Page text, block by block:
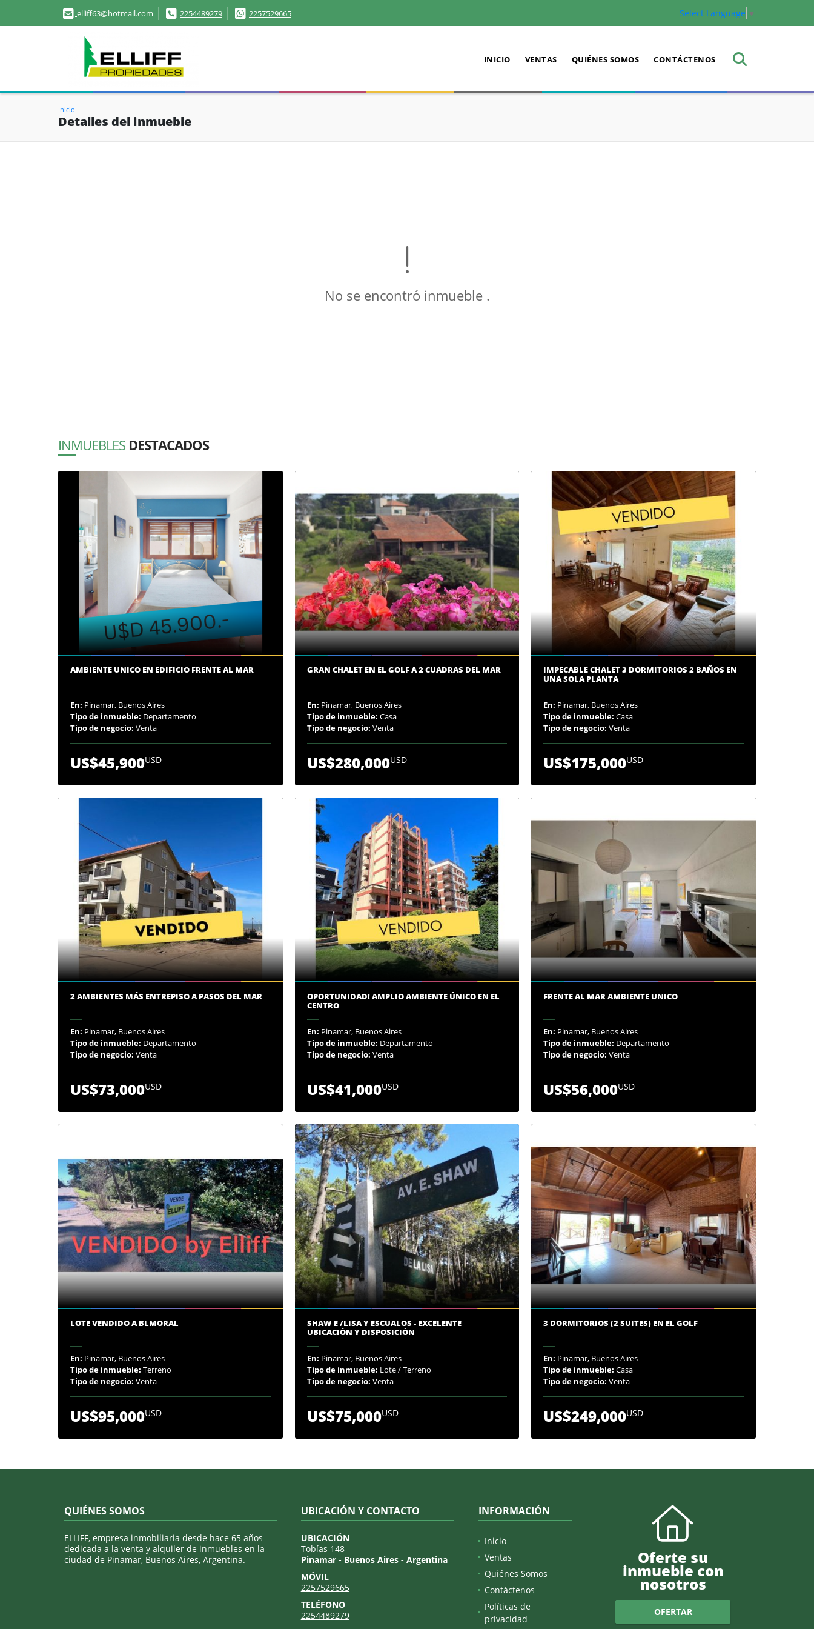
elliff63@hotmail.com 2254489279 2257529665 Select Language ▼
INICIO VENTAS QUIÉNES SOMOS CONTÁCTENOS
Inicio
Detalles del inmueble
No se encontró inmueble .
INMUEBLES DESTACADOS
AMBIENTE UNICO EN EDIFICIO FRENTE AL MAR
En: Pinamar, Buenos Aires
Tipo de inmueble: Departamento
Tipo de negocio: Venta
US$45,900USD
GRAN CHALET EN EL GOLF A 2 CUADRAS DEL MAR
En: Pinamar, Buenos Aires
Tipo de inmueble: Casa
Tipo de negocio: Venta
US$280,000USD
IMPECABLE CHALET 3 DORMITORIOS 2 BAÑOS EN
UNA SOLA PLANTA
En: Pinamar, Buenos Aires
Tipo de inmueble: Casa
Tipo de negocio: Venta
US$175,000USD
2 AMBIENTES MÁS ENTREPISO A PASOS DEL MAR
En: Pinamar, Buenos Aires
Tipo de inmueble: Departamento
Tipo de negocio: Venta
US$73,000USD
OPORTUNIDAD! AMPLIO AMBIENTE ÚNICO EN EL
CENTRO
En: Pinamar, Buenos Aires
Tipo de inmueble: Departamento
Tipo de negocio: Venta
US$41,000USD
FRENTE AL MAR AMBIENTE UNICO
En: Pinamar, Buenos Aires
Tipo de inmueble: Departamento
Tipo de negocio: Venta
US$56,000USD
LOTE VENDIDO A BLMORAL
En: Pinamar, Buenos Aires
Tipo de inmueble: Terreno
Tipo de negocio: Venta
US$95,000USD
SHAW E /LISA Y ESCUALOS - EXCELENTE
UBICACIÓN Y DISPOSICIÓN
En: Pinamar, Buenos Aires
Tipo de inmueble: Lote / Terreno
Tipo de negocio: Venta
US$75,000USD
3 DORMITORIOS (2 SUITES) EN EL GOLF
En: Pinamar, Buenos Aires
Tipo de inmueble: Casa
Tipo de negocio: Venta
US$249,000USD
QUIÉNES SOMOS
ELLIFF, empresa inmobiliaria desde hace 65 años
dedicada a la venta y alquiler de inmuebles en la
ciudad de Pinamar, Buenos Aires, Argentina.
UBICACIÓN Y CONTACTO
UBICACIÓN
Tobías 148
Pinamar - Buenos Aires - Argentina
MÓVIL
2257529665
TELÉFONO
2254489279
INFORMACIÓN
Inicio
Ventas
Quiénes Somos
Contáctenos
Políticas de
privacidad
Oferte su
inmueble con
nosotros
OFERTAR